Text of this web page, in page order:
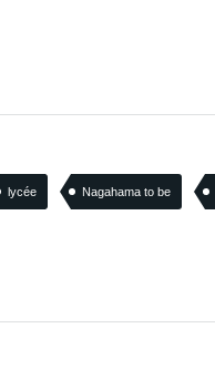
lycée Nagahama to be